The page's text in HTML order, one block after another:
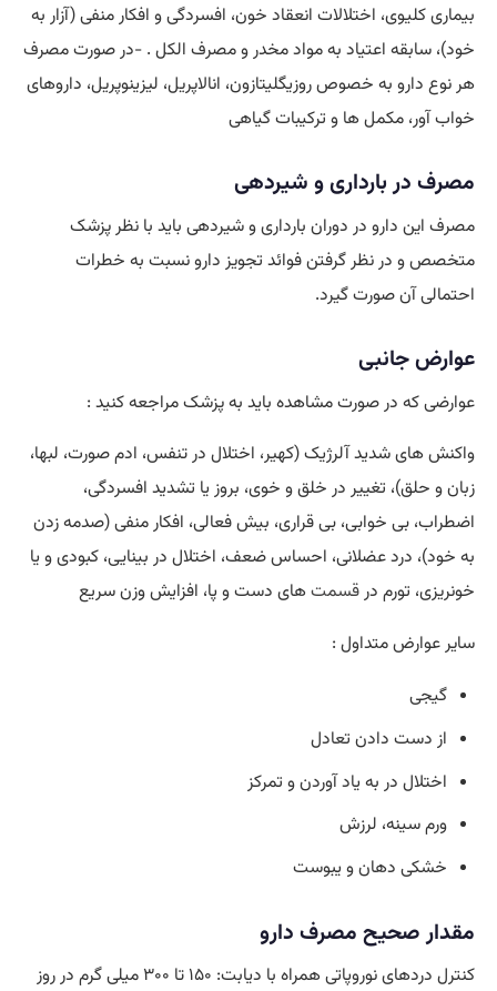
بیماری کلیوی، اختلالات انعقاد خون، افسردگی و افکار منفی (آزار به
خود)، سابقه اعتیاد به مواد مخدر و مصرف الکل . -در صورت مصرف
هر نوع دارو به خصوص روزیگلیتازون، انالاپریل، لیزینوپریل، داروهای
خواب آور، مکمل ها و ترکیبات گیاهی
مصرف در بارداری و شیردهی
مصرف این دارو در دوران بارداری و شیردهی باید با نظر پزشک
متخصص و در نظر گرفتن فوائد تجویز دارو نسبت به خطرات
احتمالی آن صورت گیرد.
عوارض جانبی
عوارضی که در صورت مشاهده باید به پزشک مراجعه کنید :
واکنش های شدید آلرژیک (کهیر، اختلال در تنفس، ادم صورت، لبها،
زبان و حلق)، تغییر در خلق و خوی، بروز یا تشدید افسردگی،
اضطراب، بی خوابی، بی قراری، بیش فعالی، افکار منفی (صدمه زدن
به خود)، درد عضلانی، احساس ضعف، اختلال در بینایی، کبودی و یا
خونریزی، تورم درقسمتهای دست و پا، افزایش وزن سریع
سایر عوارض متداول :
گیجی
از دست دادن تعادل
اختلال در به یاد آوردن و تمرکز
ورم سینه، لرزش
خشکی دهان و یبوست
مقدار صحیح مصرف دارو
کنترل دردهای نوروپاتی همراه با دیابت: ۱۵۰ تا ۳۰۰ میلی گرم در روز